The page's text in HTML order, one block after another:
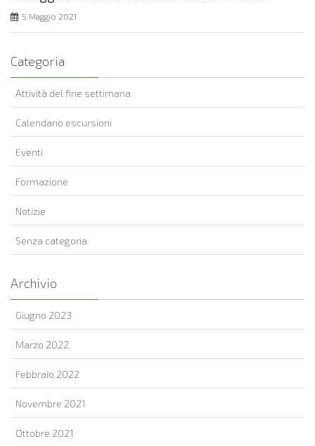
5 Maggio 2021
Categoria
Attività del fine settimana
Calendario escursioni
Eventi
Formazione
Notizie
Senza categoria
Archivio
Giugno 2023
Marzo 2022
Febbraio 2022
Novembre 2021
Ottobre 2021